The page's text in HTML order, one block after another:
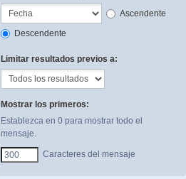
Ascendente
Descendente
Limitar resultados previos a:
Mostrar los primeros:
Establezca en 0 para mostrar todo el
mensaje.
Caracteres del mensaje